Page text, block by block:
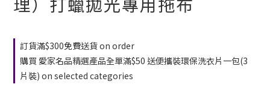
訂貨滿$300免費送貨 on order
購買 愛家名品精選產品全單滿$50 送便攜裝環保洗衣片一包(3
片裝) on selected categories